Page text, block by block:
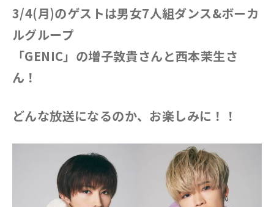
3/4(月)のゲストは男女7人組ダンス&ボーカ
ルグループ
「GENIC」の増子敦貴さんと西本茉生さ
ん！
どんな放送になるのか、お楽しみに！！